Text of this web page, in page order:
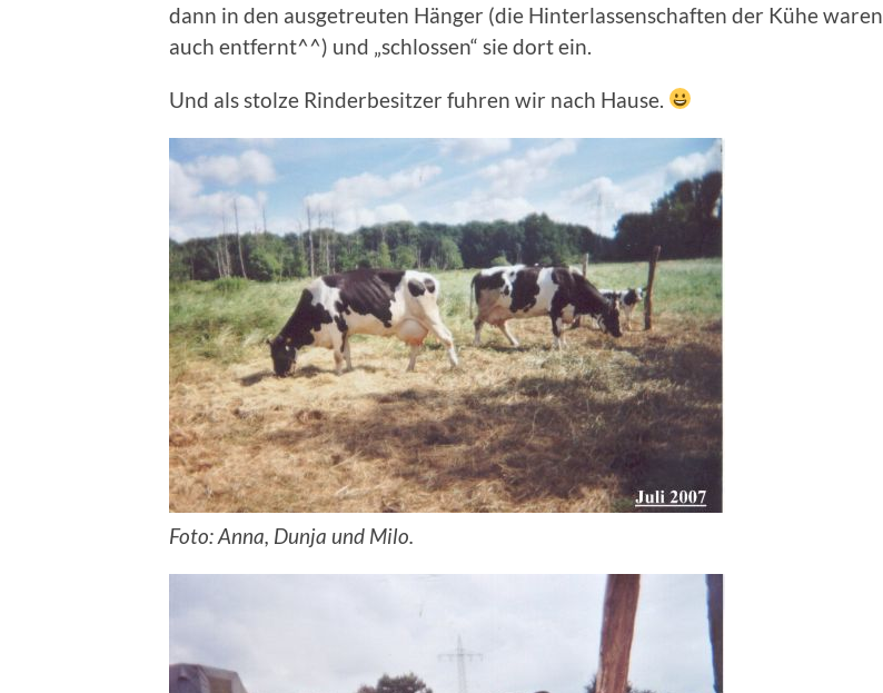
dann in den ausgetreuten Hänger (die Hinterlassenschaften der Kühe waren
auch entfernt^^) und „schlossen“ sie dort ein.
Und als stolze Rinderbesitzer fuhren wir nach Hause.
Foto: Anna, Dunja und Milo.